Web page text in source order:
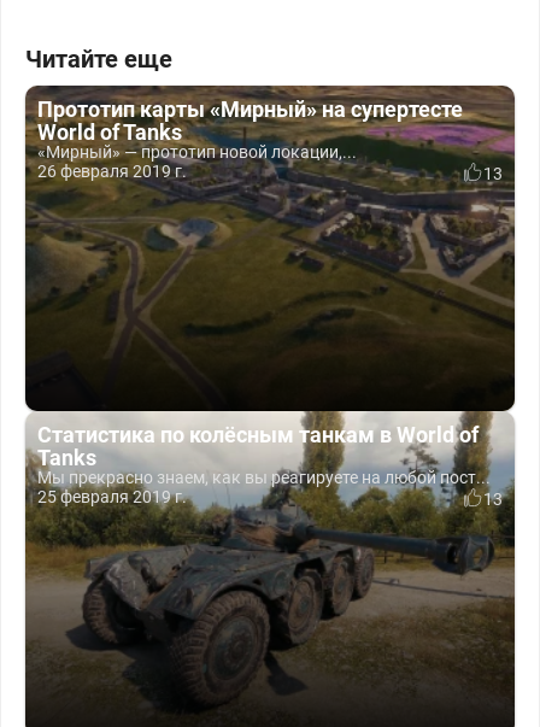
Читайте еще
Прототип карты «Мирный» на супертесте
World of Tanks
«Мирный» — прототип новой локации,...
26 февраля 2019 г.
13
Статистика по колёсным танкам в World of
Tanks
Мы прекрасно знаем, как вы реагируете на любой пост...
25 февраля 2019 г.
13